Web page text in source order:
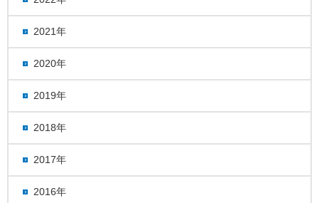
2021年
2020年
2019年
2018年
2017年
2016年